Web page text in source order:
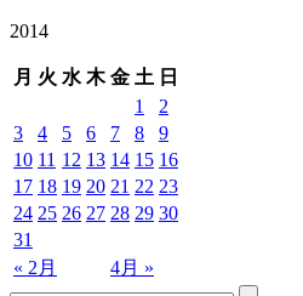
2014
月 火 水 木 金 土 日
« 2月 4月 »
1
2
3
4 5 6 7 8
9
10 11 12 13 14 15 16
17 18 19 20 21 22 23
24 25 26 27 28 29 30
31